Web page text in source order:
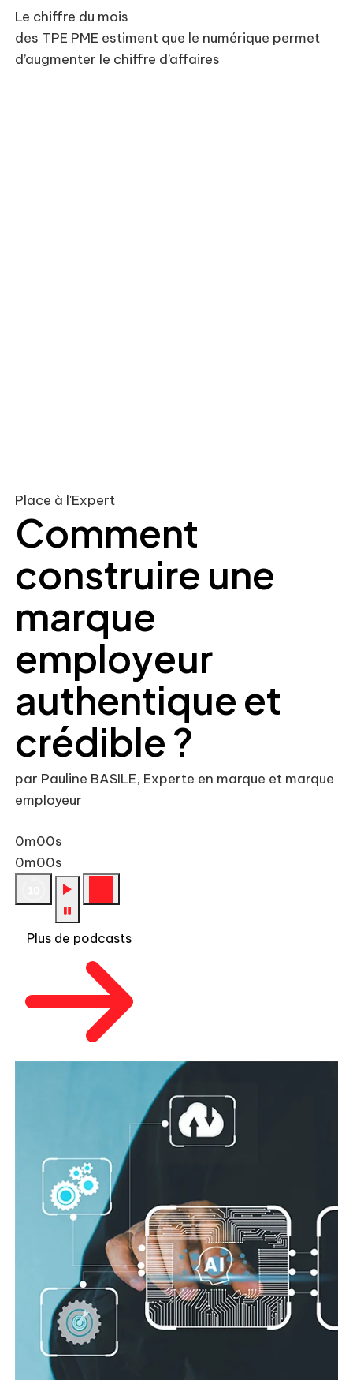
Le chiffre du mois
des TPE PME estiment que le numérique permet
d’augmenter le chiffre d’affaires
Place à l'Expert
Comment
construire une
marque
employeur
authentique et
crédible ?
par Pauline BASILE, Experte en marque et marque
employeur
0m00s
0m00s
Plus de podcasts